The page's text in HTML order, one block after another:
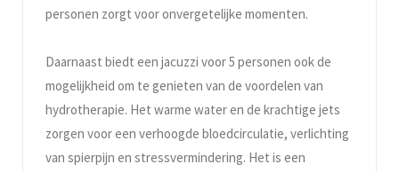
personen zorgt voor onvergetelijke momenten.
Daarnaast biedt een jacuzzi voor 5 personen ook de
mogelijkheid om te genieten van de voordelen van
hydrotherapie. Het warme water en de krachtige jets
zorgen voor een verhoogde bloedcirculatie, verlichting
van spierpijn en stressvermindering. Het is een